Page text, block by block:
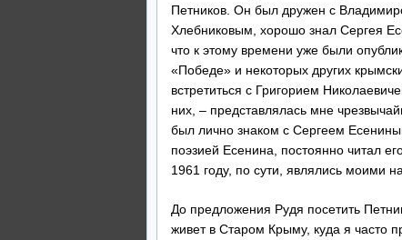
Петников. Он был дружен с
Хлебниковым, хорошо знал Сергея
что к этому времени уже были
«Победе» и некоторых других
встретиться с Григорием
них, – представлялась мне
был лично знаком с Сергеем
поэзией Есенина, постоянно читал
1961 году, по сути, являлись моими
До предложения Рудя посетить
живет в Старом Крыму, куда я часто